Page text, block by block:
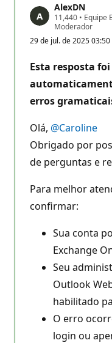
AlexDN
11,440 P
o
t
s
d
e
r
e
t
ç
o
• Equipe
Moderador
29 de jul. de 2025 03:50
Esta resposta
erros
Olá, @Caroline
Obrigado por
de perguntas e
Para melhor
confirmar:
Sua conta
Exchange
Seu
Outlook
habilitado
O erro
login ou